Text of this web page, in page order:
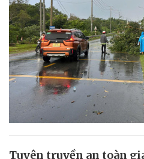
Tuyên truyền an toàn